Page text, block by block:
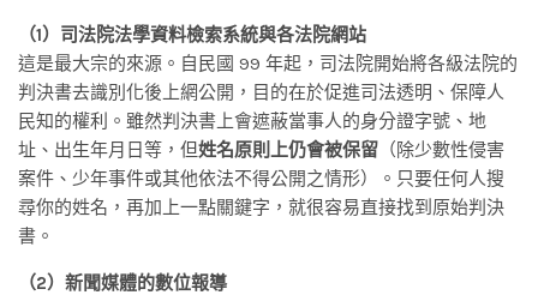
（1）司法院法學資料檢索系統與各法院網站
這是最大宗的來源。自民國 99 年起，司法院開始將各級法院的
判決書去識別化後上網公開，目的在於促進司法透明、保障人
民知的權利。雖然判決書上會遮蔽當事人的身分證字號、地
址、出生年月日等，但姓名原則上仍會被保留 （除少數性侵害
案件、少年事件或其他依法不得公開之情形）。只要任何人搜
尋你的姓名，再加上一點關鍵字，就很容易直接找到原始判決
書。
（2）新聞媒體的數位報導